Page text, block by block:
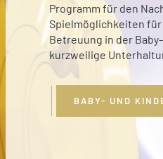
Programm für den
Spielmöglichkeiten
Betreuung in der
kurzweilige
BABY- UND